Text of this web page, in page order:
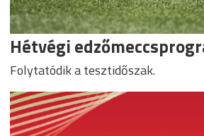
Hétvégi
Folytatódik a tesztidőszak.